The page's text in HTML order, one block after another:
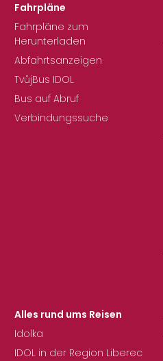
Fahrpläne
Fahrpläne zum
Herunterladen
Abfahrtsanzeigen
TvůjBus IDOL
Bus auf Abruf
Verbindungssuche
Alles rund ums Reisen
Idolka
IDOL in der Region Liberec